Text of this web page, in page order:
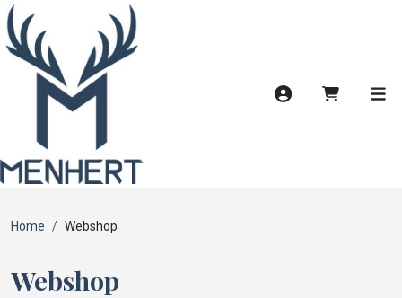
Account
Home Webshop
Webshop